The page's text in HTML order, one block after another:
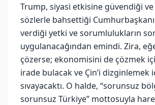
Trump, siyasi etkisine güvendiği
sözlerle bahsettiği Cumhurbaşkanı
verdiği yetki ve sorumlulukların
uygulanacağından emindi. Zira,
çözerse; ekonomisini de çözmek
irade bulacak ve Çin’i dizginlemek
sıvayacaktı. O halde, “sorunsuz
sorunsuz Türkiye” mottosuyla